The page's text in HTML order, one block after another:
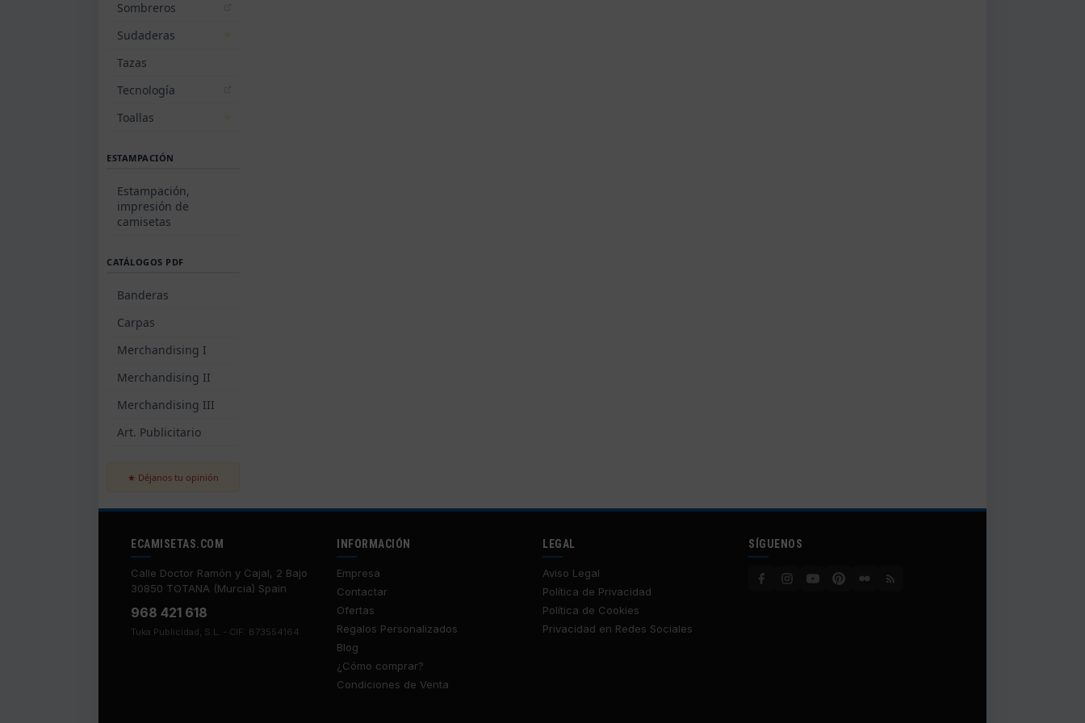
Sombreros
Sudaderas
Tazas
Tecnología
Toallas
ESTAMPACIÓN
Estampación,
impresión de
camisetas
CATÁLOGOS PDF
Banderas
Carpas
Merchandising I
Merchandising II
Merchandising III
Art. Publicitario
★ Déjanos tu opinión
ECAMISETAS.COM
Calle Doctor Ramón y Cajal, 2 Bajo
30850 TOTANA (Murcia) Spain
968 421 618
Tuka Publicidad, S.L. - CIF: B73554164
INFORMACIÓN
Empresa
Contactar
Ofertas
Regalos Personalizados
Blog
¿Cómo comprar?
Condiciones de Venta
LEGAL
Aviso Legal
Política de Privacidad
Política de Cookies
Privacidad en Redes Sociales
SÍGUENOS